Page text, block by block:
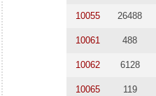
10055 26488
10061 488
10062 6128
10065 119